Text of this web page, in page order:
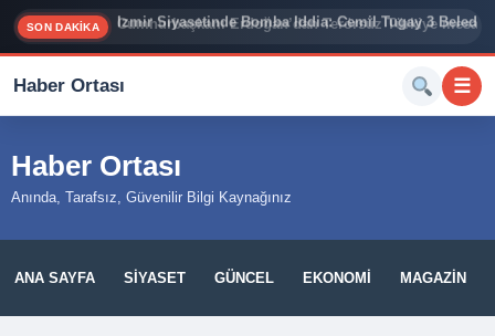
SON DAKİKA İzmir Siyasetinde Bomba İddia: Cemil Tugay 3
Haber Ortası ☰
Haber Ortası
Anında, Tarafsız, Güvenilir Bilgi Kaynağınız
ANA SAYFA SIYASET GÜNCEL EKONOMI MAGAZIN